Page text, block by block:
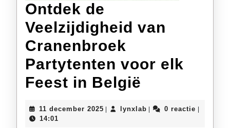
Ontdek de
Veelzijdigheid van
Cranenbroek
Partytenten voor elk
Feest in België
11 december 2025 11
lynxlablynxlab0 reactie
14:01